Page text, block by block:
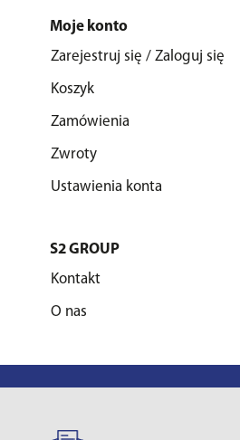
Moje konto
Zarejestruj się / Zaloguj się
Koszyk
Zamówienia
Zwroty
Ustawienia konta
S2 GROUP
Kontakt
O nas